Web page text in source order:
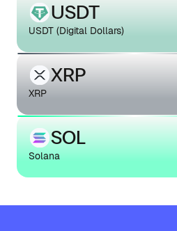
USDT
USDT (Digital Dollars)
XRP
XRP
SOL
Solana